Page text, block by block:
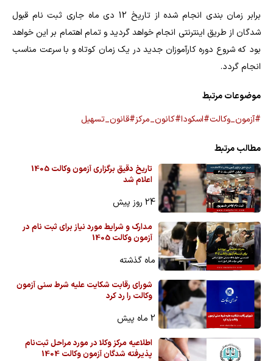
برابر زمان بندی انجام شده از تاریخ 12 دی ماه جاری ثبت نام قبول
شدگان از طریق اینترنتی انجام خواهد گردید و تمام اهتمام بر این خواهد
بود که شروع دوره کارآموزان جدید در یک زمان کوتاه و با سرعت مناسب
انجام گردد.
موضوعات مرتبط
#آزمون_وکالت#اسکودا#کانون_مرکز#قانون_تسهیل
مطالب مرتبط
تاریخ دقیق برگزاری آزمون وکالت 1405
اعلام شد
24 روز پیش
مدارک و شرایط مورد نیاز برای ثبت نام در
آزمون وکالت 1405
ماه گذشته
شورای رقابت شکایت علیه شرط سنی آزمون
وکالت را رد کرد
2 ماه پیش
اطلاعیه مرکز وکلا در مورد مراحل ثبت‌نام
پذیرفته شدگان آزمون وکالت 1404